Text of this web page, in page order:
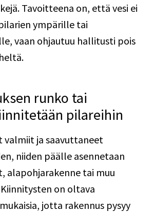
Tavoitteena on, että vesi ei
ympärille tai
vaan ohjautuu hallitusti pois
runko tai
pilareihin
valmiit ja saavuttaneet
niiden päälle asennetaan
alapohjarakenne tai muu
on oltava
jotta rakennus pysyy